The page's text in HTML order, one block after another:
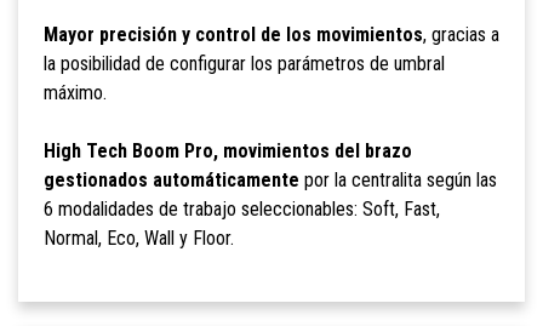
Mayor precisión y control de los movimientos, gracias a
la posibilidad de configurar los parámetros de umbral
máximo.
High Tech Boom Pro, movimientos del brazo
gestionados automáticamente por la centralita según las
6 modalidades de trabajo seleccionables: Soft, Fast,
Normal, Eco, Wall y Floor.